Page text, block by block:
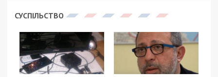
СУСПІЛЬСТВО